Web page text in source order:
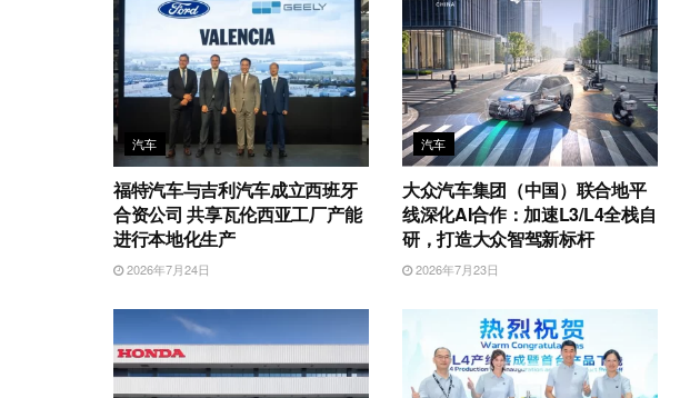
汽车
福特汽车与吉利汽车成立西班牙
合资公司 共享瓦伦西亚工厂产能
进行本地化生产
2026年7月24日
汽车
大众汽车集团（中国）联合地平
线深化AI合作：加速L3/L4全栈自
研，打造大众智驾新标杆
2026年7月23日